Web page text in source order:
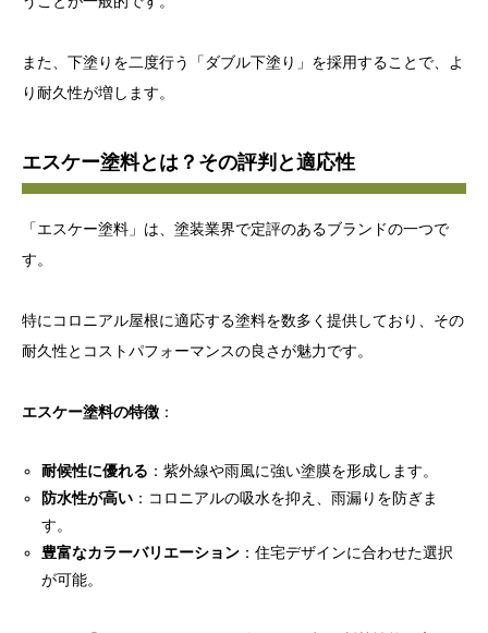
また、下塗りを二度行う「ダブル下塗り」を採用することで、よ
り耐久性が増します。
エスケー塗料とは？その評判と適応性
「エスケー塗料」は、塗装業界で定評のあるブランドの一つで
す。
特にコロニアル屋根に適応する塗料を数多く提供しており、その
耐久性とコストパフォーマンスの良さが魅力です。
エスケー塗料の特徴 ：
耐候性に優れる ：紫外線や雨風に強い塗膜を形成します。
防水性が高い ：コロニアルの吸水を抑え、雨漏りを防ぎま
す。
豊富なカラーバリエーション ：住宅デザインに合わせた選択
が可能。